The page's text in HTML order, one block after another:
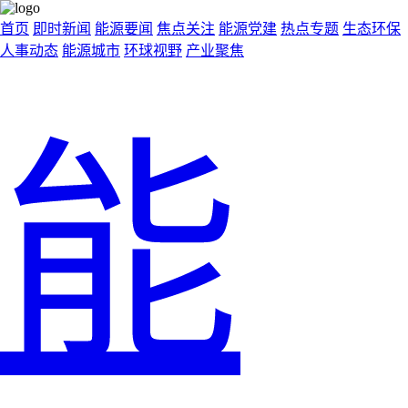
首页 即时新闻 能源要闻 焦点关注 能源党建 热点专题 生态环保
人事动态 能源城市 环球视野 产业聚焦
能